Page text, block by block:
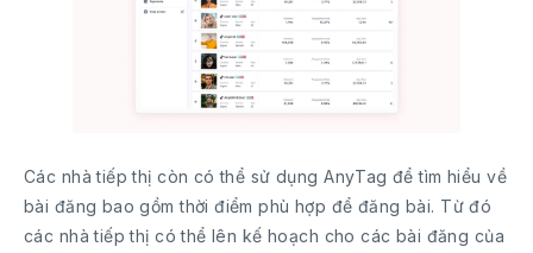
Các nhà tiếp thị còn có thể sử dụng AnyTag để tìm hiểu về
bài đăng bao gồm thời điểm phù hợp để đăng bài. Từ đó
các nhà tiếp thị có thể lên kế hoạch cho các bài đăng của